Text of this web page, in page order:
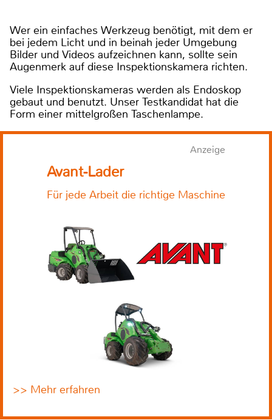
Wer ein einfaches Werkzeug benötigt, mit dem er
bei jedem Licht und in beinah jeder Umgebung
Bilder und Videos aufzeichnen kann, sollte sein
Augenmerk auf diese Inspektionskamera richten.
Viele Inspektionskameras werden als Endoskop
gebaut und benutzt. Unser Testkandidat hat die
Form einer mittelgroßen Taschenlampe.
Anzeige
Avant-Lader
Für jede Arbeit die richtige Maschine
>> Mehr erfahren